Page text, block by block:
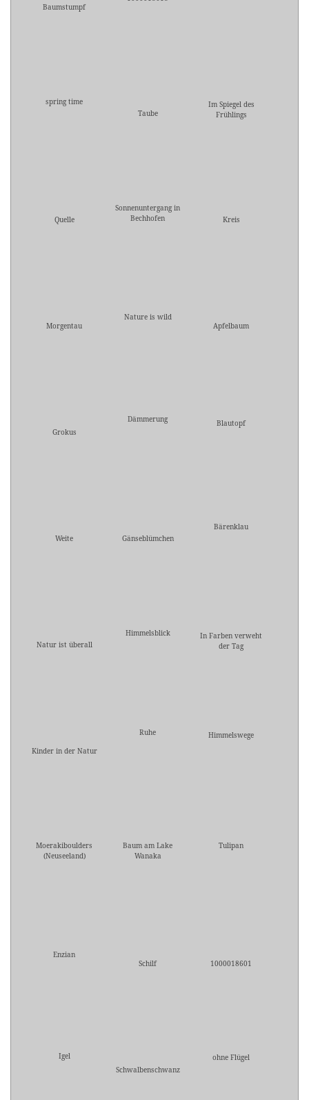
Baumstumpf
spring time
Taube
Im Spiegel des
Frühlings
Quelle
Sonnenuntergang in
Bechhofen
Kreis
Morgentau
Nature is wild
Apfelbaum
Grokus
Dämmerung Blautopf
Weite Gänseblümchen
Bärenklau
Natur ist überall
Himmelsblick
In Farben verweht
der Tag
Kinder in der Natur
Ruhe Himmelswege
Moerakiboulders
(Neuseeland)
Baum am Lake
Wanaka
Tulipan
Enzian
Schilf
1000018601
Igel
Schwalbenschwanz
ohne Flügel